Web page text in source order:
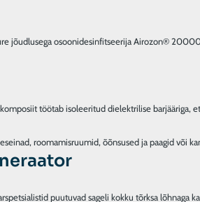
osoonidesinfitseerija Airozon®
töötab isoleeritud dielektrilise
puutuvad sageli kokku tõrksa